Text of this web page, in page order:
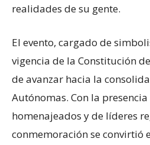
realidades de su gente.
El evento, cargado de
vigencia de la Constitución
de avanzar hacia la
Autónomas. Con la
homenajeados y de líderes
conmemoración se convirtió